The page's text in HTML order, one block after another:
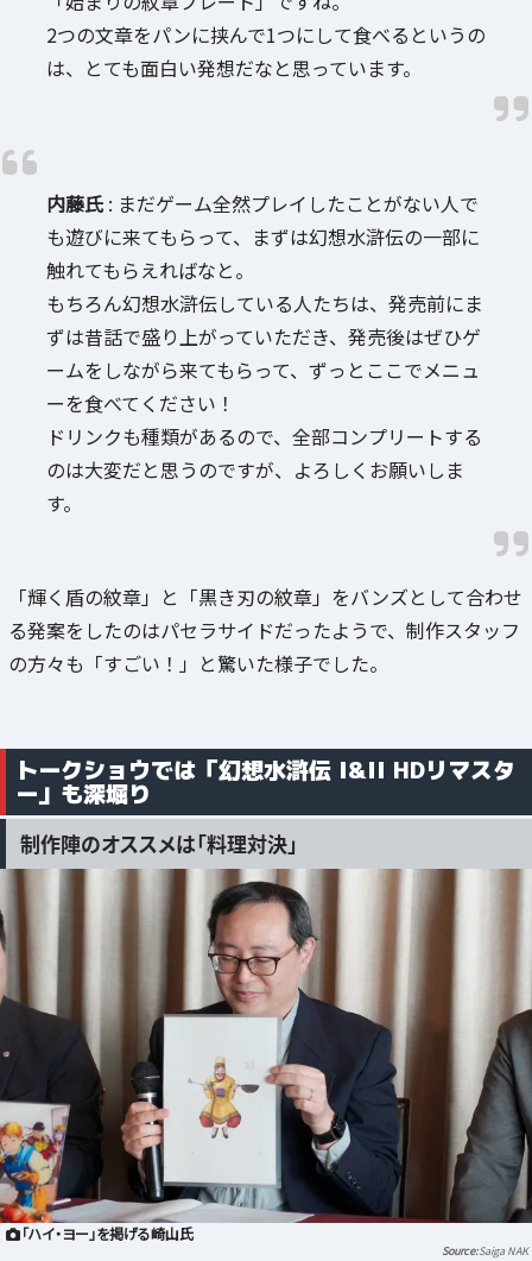
2つの文章をパンに挟んで1つにして食べるというの
は、とても面白い発想だなと思っています。
内藤氏 : まだゲーム全然プレイしたことがない人で
も遊びに来てもらって、まずは幻想水滸伝の一部に
触れてもらえればなと。
もちろん幻想水滸伝している人たちは、発売前にま
ずは昔話で盛り上がっていただき、発売後はぜひゲ
ームをしながら来てもらって、ずっとここでメニュ
ーを食べてください！
ドリンクも種類があるので、全部コンプリートする
のは大変だと思うのですが、よろしくお願いしま
す。
「輝く盾の紋章」と「黒き刃の紋章」をバンズとして合わせ
る発案をしたのはパセラサイドだったようで、制作スタッフ
の方々も「すごい！」と驚いた様子でした。
トークショウでは「幻想水滸伝 I&II HDリマスタ
ー」も深堀り
制作陣のオススメは「料理対決」
「ハイ・ヨー」を掲げる崎山氏
Saiga NAK